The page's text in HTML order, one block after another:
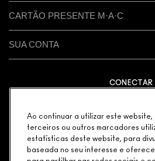
CARTÃO PRESENTE M·A·C
SUA CONTA
CONECTAR
GERENCIAR COOKIES DO SITE
TERMOS &
POLÍTICA M·A·C CONTRA
Ao continuar a utilizar este
terceiros ou outros marcadores
estatísticas deste website, para
baseada no seu interesse e